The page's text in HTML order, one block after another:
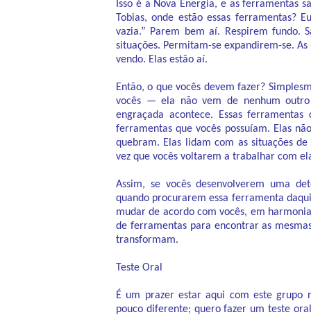
Isso é a Nova Energia, e as ferramentas
Tobias, onde estão essas
vazia.” Parem bem aí. Respirem fundo.
situações. Permitam-se expandirem-se.
vendo. Elas estão aí.
Então, o que vocês devem fazer?
vocês — ela não vem de nenhum
engraçada acontece. Essas
ferramentas que vocês possuíam. Elas
quebram. Elas lidam com as situações
vez que vocês voltarem a trabalhar com
Assim, se vocês desenvolverem uma
quando procurarem essa ferramenta
mudar de acordo com vocês, em
de ferramentas para encontrar as
transformam.
Teste Oral
É um prazer estar aqui com este grupo
pouco diferente; quero fazer um teste